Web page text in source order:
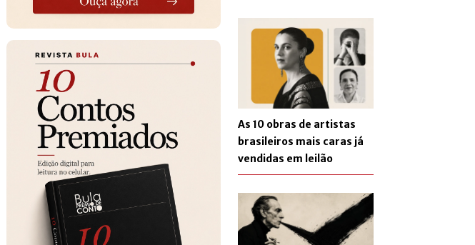
As 10 obras de artistas
brasileiros mais caras já
vendidas em leilão